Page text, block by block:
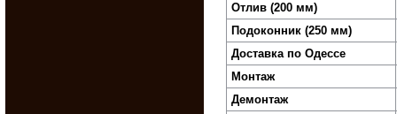
Отлив (200 мм)
Подоконник (250 мм)
Доставка по Одессе
Монтаж
Демонтаж